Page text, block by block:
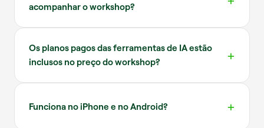
acompanhar o workshop?
Os planos pagos das ferramentas de IA estão
inclusos no preço do workshop?
Funciona no iPhone e no Android?